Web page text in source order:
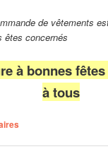
de vêtements
êtes concernés
à bonnes fêtes
à tous